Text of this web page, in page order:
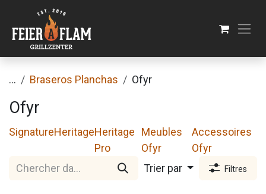
Se rendre au contenu
... Braseros Planchas Ofyr
Ofyr
SignatureHeritageHeritage
Pro
Meubles
Ofyr
Accessoires
Ofyr
Trier par
Filtres